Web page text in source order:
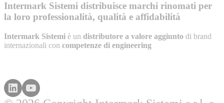
Intermark Sistemi distribuisce marchi rinomati per
la loro professionalità, qualità e affidabilità
Intermark Sistemi è un distributore a valore aggiunto di brand
internazionali con competenze di engineering